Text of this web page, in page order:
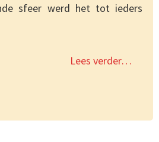
sfeer werd het tot ieders
Lees verder…